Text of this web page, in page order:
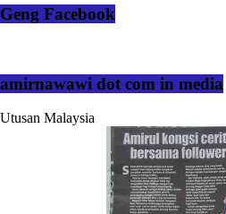
Geng Facebook
amirnawawi dot com in media
Utusan Malaysia